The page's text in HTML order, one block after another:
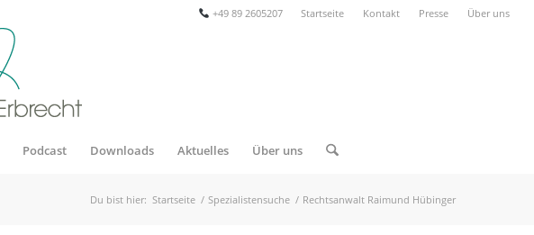
Startseite Kontakt Presse Über uns
+49 89 2605207
Podcast Downloads Aktuelles Über uns
Du bist hier: Startseite / Spezialistensuche / Rechtsanwalt Raimund Hübinger